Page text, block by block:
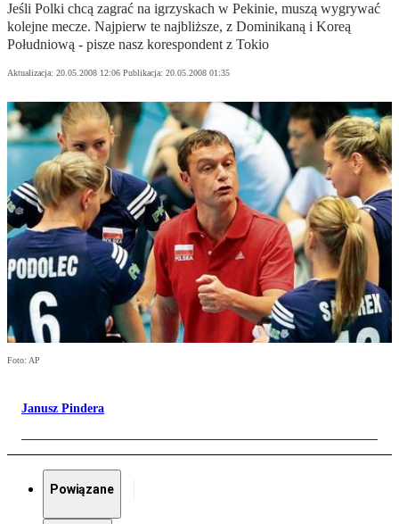
Jeśli Polki chcą zagrać na igrzyskach w Pekinie, muszą wygrywać
kolejne mecze. Najpierw te najbliższe, z Dominikaną i Koreą
Południową - pisze nasz korespondent z Tokio
Aktualizacja: 20.05.2008 12:06 Publikacja: 20.05.2008 01:35
Foto: AP
Janusz Pindera
Powiązane